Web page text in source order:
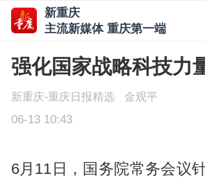
新重庆
主流新媒体 重庆第一端
强化国家战略科技力
新重庆-重庆日报精选 金观平
06-13 10:43
6月11日，国务院常务会议